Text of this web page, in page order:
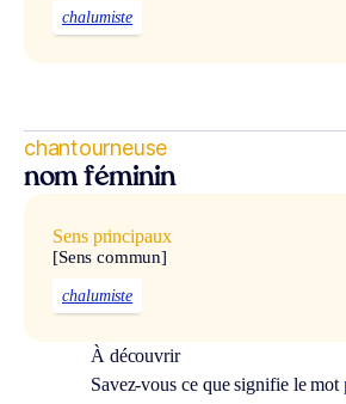
chalumiste
chantourneuse
nom féminin
Sens principaux
[Sens commun]
chalumiste
À découvrir
Savez-vous ce que signifie le mot